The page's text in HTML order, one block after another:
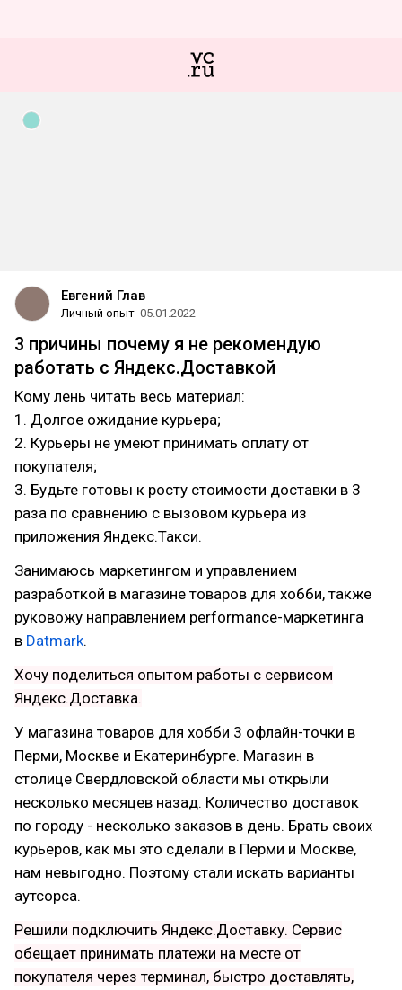
Евгений Глав
Личный опыт 05.01.2022
3 причины почему я не рекомендую
работать с Яндекс.Доставкой
Кому лень читать весь материал:
1. Долгое ожидание курьера;
2. Курьеры не умеют принимать оплату от
покупателя;
3. Будьте готовы к росту стоимости доставки в 3
раза по сравнению с вызовом курьера из
приложения Яндекс.Такси.
Занимаюсь маркетингом и управлением
разработкой в магазине товаров для хобби, также
руковожу направлением performance-маркетинга
в Datmark.
Хочу поделиться опытом работы с сервисом
Яндекс.Доставка.
У магазина товаров для хобби 3 офлайн-точки в
Перми, Москве и Екатеринбурге. Магазин в
столице Свердловской области мы открыли
несколько месяцев назад. Количество доставок
по городу - несколько заказов в день. Брать своих
курьеров, как мы это сделали в Перми и Москве,
нам невыгодно. Поэтому стали искать варианты
аутсорса.
Решили подключить Яндекс.Доставку. Сервис
обещает принимать платежи на месте от
покупателя через терминал, быстро доставлять,